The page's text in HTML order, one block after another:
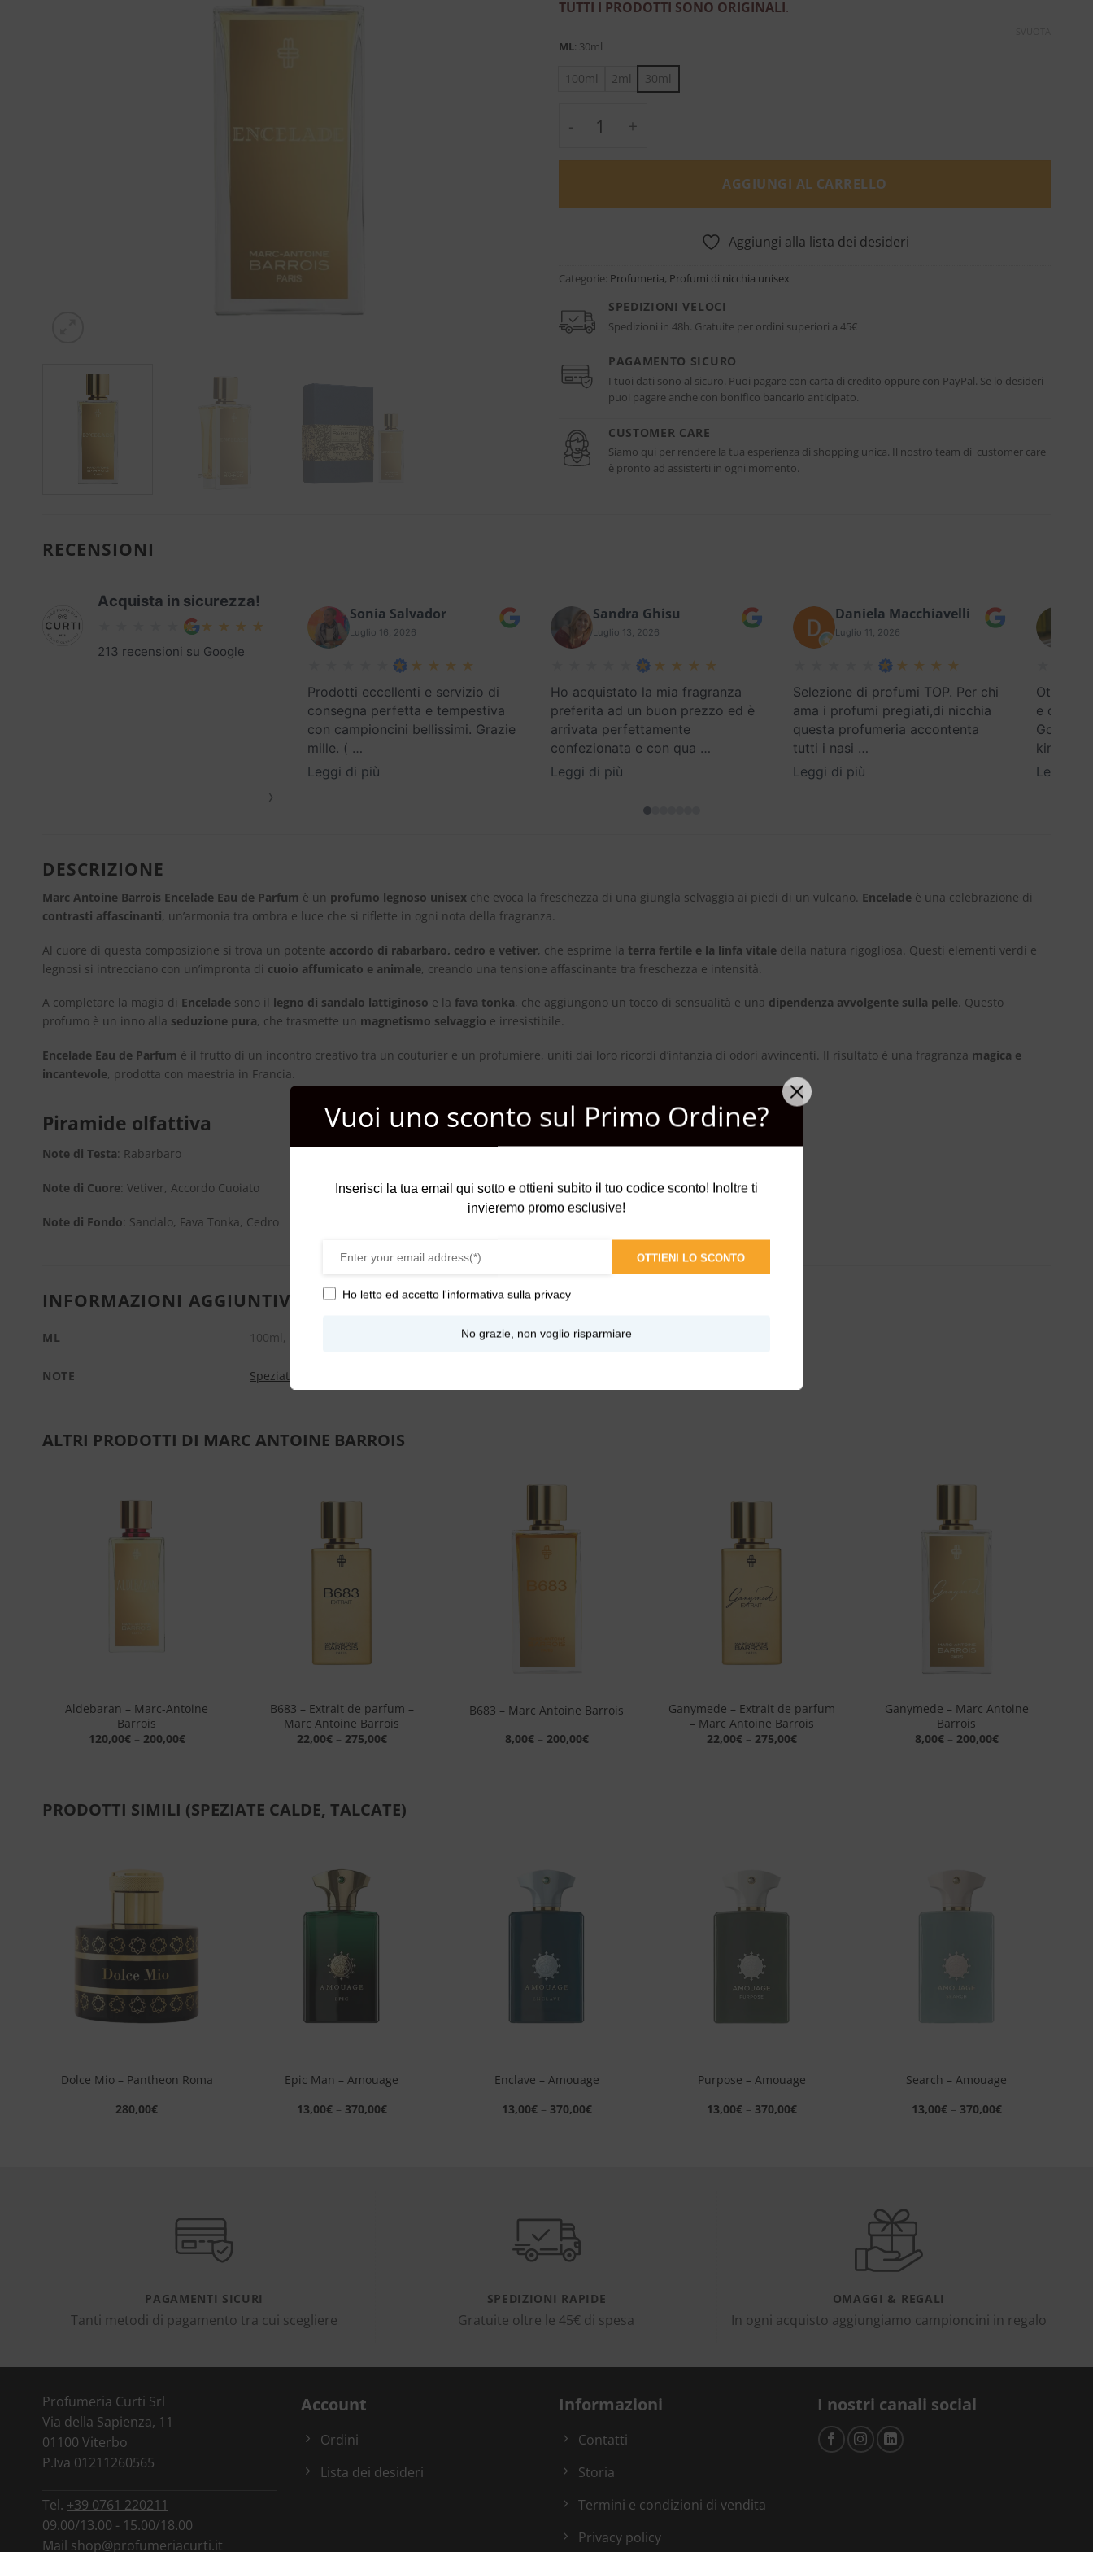
TUTTI I PRODOTTI SONO ORIGINALI.
ML: 30ml
100ml 2ml 30ml
Encelade - Marc Antoine Barrois quantità
AGGIUNGI AL CARRELLO
Aggiungi alla lista dei desideri
Categorie: Profumeria, Profumi di nicchia unisex
SPEDIZIONI VELOCI
Spedizioni in 48h. Gratuite per ordini superiori a 45€
PAGAMENTO SICURO
I tuoi dati sono al sicuro. Puoi pagare con carta di credito oppure con PayPal. Se lo desideri
puoi pagare anche con bonifico bancario anticipato.
CUSTOMER CARE
Siamo qui per rendere la tua esperienza di shopping unica. Il nostro team di customer care
è pronto ad assisterti in ogni momento.
RECENSIONI
Acquista in sicurezza!
213 recensioni su Google
Sonia Salvador
Luglio 16, 2026
Prodotti eccellenti e servizio di
consegna perfetta e tempestiva
con campioncini bellissimi. Grazie
mille. ( …
Leggi di più
Sandra Ghisu
Luglio 13, 2026
Ho acquistato la mia fragranza
preferita ad un buon prezzo ed è
arrivata perfettamente
confezionata e con qua …
Leggi di più
Daniela Macchiavelli
Luglio 11, 2026
Selezione di profumi TOP. Per chi
ama i profumi pregiati,di nicchia
questa profumeria accontenta
tutti i nasi …
Leggi di più
Ottimo
e
Google)
kind
Leggi di
›
DESCRIZIONE
Marc Antoine Barrois Encelade Eau de Parfum è un profumo legnoso unisex che evoca la freschezza di una giungla selvaggia ai piedi di un vulcano. Encelade è una celebrazione di
contrasti affascinanti, un’armonia tra ombra e luce che si riflette in ogni nota della fragranza.
Al cuore di questa composizione si trova un potente accordo di rabarbaro, cedro e vetiver, che esprime la terra fertile e la linfa vitale della natura rigogliosa. Questi elementi verdi e
legnosi si intrecciano con un’impronta di cuoio affumicato e animale, creando una tensione affascinante tra freschezza e intensità.
A completare la magia di Encelade sono il legno di sandalo lattiginoso e la fava tonka, che aggiungono un tocco di sensualità e una dipendenza avvolgente sulla pelle. Questo
profumo è un inno alla seduzione pura, che trasmette un magnetismo selvaggio e irresistibile.
Encelade Eau de Parfum è il frutto di un incontro creativo tra un couturier e un profumiere, uniti dai loro ricordi d’infanzia di odori avvincenti. Il risultato è una fragranza magica e
incantevole, prodotta con maestria in Francia.
Piramide olfattiva
Note di Testa: Rabarbaro
Note di Cuore: Vetiver, Accordo Cuoiato
Note di Fondo: Sandalo, Fava Tonka, Cedro
INFORMAZIONI AGGIUNTIVE
ML 100ml, 2ml, 30ml
NOTE Speziate calde
ALTRI PRODOTTI DI MARC ANTOINE BARROIS
Aldebaran – Marc-Antoine
Barrois
120,00€– 200,00€
B683 – Extrait de parfum –
Marc Antoine Barrois
22,00€– 275,00€
B683 – Marc Antoine Barrois
8,00€– 200,00€
Ganymede – Extrait de parfum
– Marc Antoine Barrois
22,00€– 275,00€
Ganymede – Marc Antoine
Barrois
8,00€– 200,00€
PRODOTTI SIMILI (SPEZIATE CALDE, TALCATE)
desideri
Dolce Mio – Pantheon Roma
280,00€
Epic Man – Amouage
13,00€– 370,00€
Enclave – Amouage
13,00€– 370,00€
Purpose – Amouage
13,00€– 370,00€
Search – Amouage
13,00€– 370,00€
PAGAMENTI SICURI
Tanti metodi di pagamento tra cui scegliere
SPEDIZIONI RAPIDE
Gratuite oltre le 45€ di spesa
OMAGGI & REGALI
In ogni acquisto aggiungiamo campioncini in regalo
Profumeria Curti Srl
Via della Sapienza, 11
01100 Viterbo
P.Iva 01211260565
Tel. +39 0761 220211
09.00/13.00 - 15.00/18.00
Mail shop@profumeriacurti.it
Account
Ordini
Lista dei desideri
Informazioni
Contatti
Storia
Termini e condizioni di vendita
Privacy policy
I nostri canali social
Vuoi uno sconto sul Primo Ordine?
Inserisci la tua email qui sotto e ottieni subito il tuo codice sconto! Inoltre ti
invieremo promo esclusive!
OTTIENI LO SCONTO
Ho letto ed accetto l'informativa sulla privacy
No grazie, non voglio risparmiare